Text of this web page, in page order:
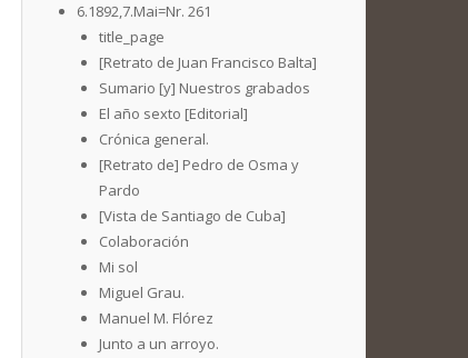
6.1892,7.Mai=Nr. 261
title_page
[Retrato de Juan Francisco Balta]
Sumario [y] Nuestros grabados
El año sexto [Editorial]
Crónica general.
[Retrato de] Pedro de Osma y
Pardo
[Vista de Santiago de Cuba]
Colaboración
Mi sol
Miguel Grau.
Manuel M. Flórez
Junto a un arroyo.